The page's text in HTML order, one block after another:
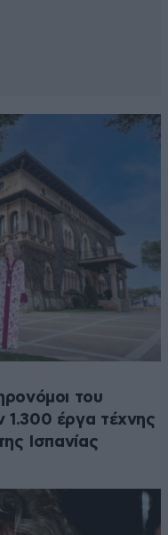
του
1.300 έργα τέχνης
Ισπανίας